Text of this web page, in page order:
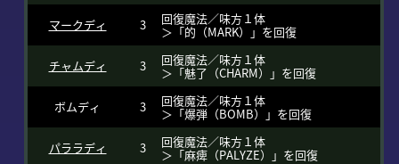
マークディ
3 回復魔法／味方１体
＞「的（MARK）」を回復
チャムディ
3 回復魔法／味方１体
＞「魅了（CHARM）」を回復
ボムディ
3 回復魔法／味方１体
＞「爆弾（BOMB）」を回復
パララディ
3 回復魔法／味方１体
＞「麻痺（PALYZE）」を回復